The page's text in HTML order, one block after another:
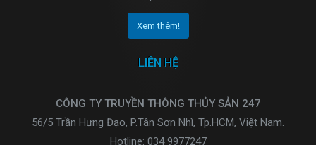
Xem thêm!
LIÊN HỆ
CÔNG TY TRUYỀN THÔNG THỦY SẢN 247
56/5 Trần Hưng Đạo, P.Tân Sơn Nhì, Tp.HCM, Việt Nam.
Hotline: 034 9977247